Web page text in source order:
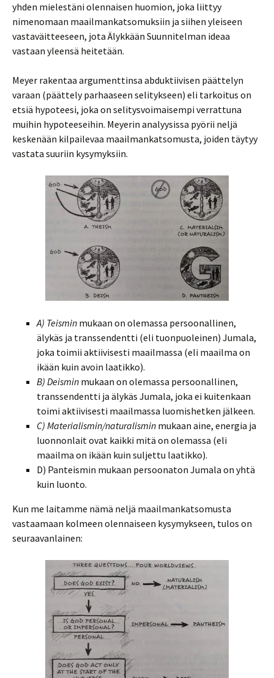
yhden mielestäni olennaisen huomion, joka liittyy
nimenomaan maailmankatsomuksiin ja siihen yleiseen
vastaväitteeseen, jota Älykkään Suunnitelman ideaa
vastaan yleensä heitetään.
Meyer rakentaa argumenttinsa abduktiivisen päättelyn
varaan (päättely parhaaseen selitykseen) eli tarkoitus on
etsiä hypoteesi, joka on selitysvoimaisempi verrattuna
muihin hypoteeseihin. Meyerin analyysissa pyörii neljä
keskenään kilpailevaa maailmankatsomusta, joiden täytyy
vastata suuriin kysymyksiin.
A) Teismin mukaan on olemassa persoonallinen,
älykäs ja transsendentti (eli tuonpuoleinen) Jumala,
joka toimii aktiivisesti maailmassa (eli maailma on
ikään kuin avoin laatikko).
B) Deismin mukaan on olemassa persoonallinen,
transsendentti ja älykäs Jumala, joka ei kuitenkaan
toimi aktiivisesti maailmassa luomishetken jälkeen.
C) Materialismin/naturalismin mukaan aine, energia ja
luonnonlait ovat kaikki mitä on olemassa (eli
maailma on ikään kuin suljettu laatikko).
D) Panteismin mukaan persoonaton Jumala on yhtä
kuin luonto.
Kun me laitamme nämä neljä maailmankatsomusta
vastaamaan kolmeen olennaiseen kysymykseen, tulos on
seuraavanlainen: